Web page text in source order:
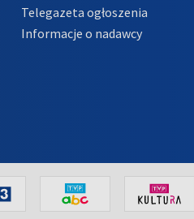
Telegazeta ogłoszenia
Informacje o nadawcy